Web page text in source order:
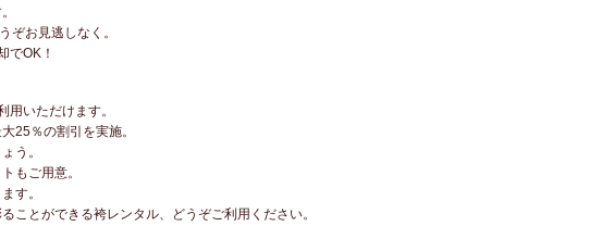
ぞお見逃しなく。
でOK！
いただけます。
25％の割引を実施。
う。
もご用意。
す。
ことができる袴レンタル、どうぞご利用ください。